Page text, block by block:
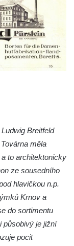
Breitfeld
měla
to architektonicky
ze sousedního
hlavičkou n.p.
Krnov a
do sortimentu
působivý je jižní
pocit